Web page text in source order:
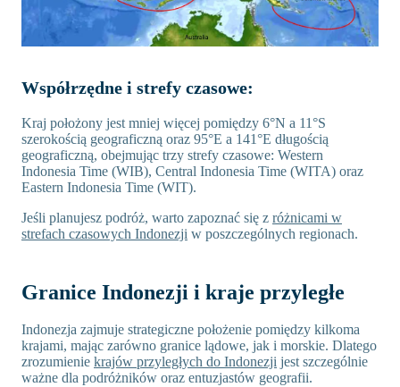
Współrzędne i strefy czasowe:
Kraj położony jest mniej więcej pomiędzy 6°N a 11°S
szerokością geograficzną oraz 95°E a 141°E długością
geograficzną, obejmując trzy strefy czasowe: Western
Indonesia Time (WIB), Central Indonesia Time (WITA) oraz
Eastern Indonesia Time (WIT).
Jeśli planujesz podróż, warto zapoznać się z różnicami w
strefach czasowych Indonezji w poszczególnych regionach.
Granice Indonezji i kraje przyległe
Indonezja zajmuje strategiczne położenie pomiędzy kilkoma
krajami, mając zarówno granice lądowe, jak i morskie. Dlatego
zrozumienie krajów przyległych do Indonezji jest szczególnie
ważne dla podróżników oraz entuzjastów geografii.